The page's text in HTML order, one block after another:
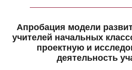
Апробация модели
учителей начальных
проектную и
деятельность